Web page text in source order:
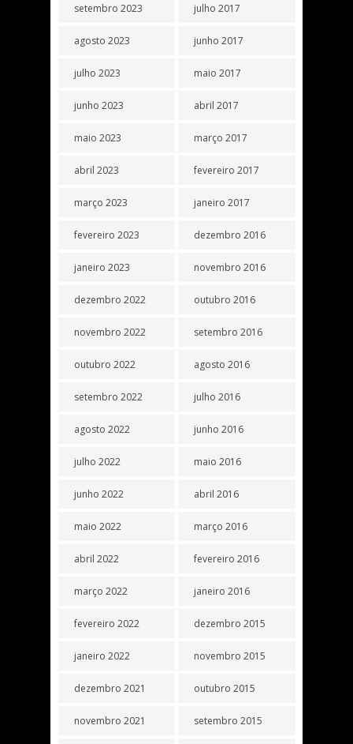
setembro 2023
agosto 2023
julho 2023
junho 2023
maio 2023
abril 2023
março 2023
fevereiro 2023
janeiro 2023
dezembro 2022
novembro 2022
outubro 2022
setembro 2022
agosto 2022
julho 2022
junho 2022
maio 2022
abril 2022
março 2022
fevereiro 2022
janeiro 2022
dezembro 2021
novembro 2021
julho 2017
junho 2017
maio 2017
abril 2017
março 2017
fevereiro 2017
janeiro 2017
dezembro 2016
novembro 2016
outubro 2016
setembro 2016
agosto 2016
julho 2016
junho 2016
maio 2016
abril 2016
março 2016
fevereiro 2016
janeiro 2016
dezembro 2015
novembro 2015
outubro 2015
setembro 2015